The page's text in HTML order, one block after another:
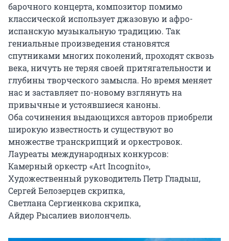
барочного концерта, композитор помимо
классической использует джазовую и афро-
испанскую музыкальную традицию. Так
гениальные произведения становятся
спутниками многих поколений, проходят сквозь
века, ничуть не теряя своей притягательности и
глубины творческого замысла. Но время меняет
нас и заставляет по-новому взглянуть на
привычные и устоявшиеся каноны.
Оба сочинения выдающихся авторов приобрели
широкую известность и существуют во
множестве транскрипций и оркестровок.
Лауреаты международных конкурсов:
Камерный оркестр «Art Incognito»,
Художественный руководитель Петр Гладыш,
Сергей Белозерцев скрипка,
Светлана Сергиенкова скрипка,
Айдер Рысалиев виолончель.